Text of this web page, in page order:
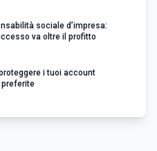
sociale d’impresa:
va oltre il profitto
i tuoi account
preferite